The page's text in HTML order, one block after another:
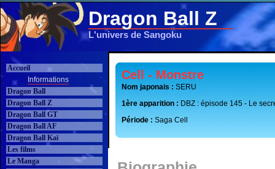
Dragon Ball Z
L'univers de Sangoku
Accueil
Informations
Dragon Ball
Dragon Ball Z
Dragon Ball GT
Dragon Ball AF
Dragon Ball Kaï
Les films
Le Manga
Cell - Monstre
Nom japonais : SERU
1ère apparition : DBZ : épisode 145 - Le
Période : Saga Cell